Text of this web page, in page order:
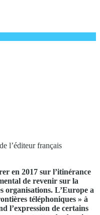
l’éditeur français
en 2017 sur l’itinérance
de revenir sur la
organisations. L’Europe a
téléphoniques » à
l’expression de certains